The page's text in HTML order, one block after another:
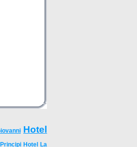
Hotel
Hotel La